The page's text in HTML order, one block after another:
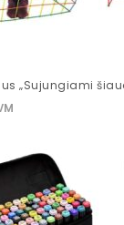
„Sujungiami